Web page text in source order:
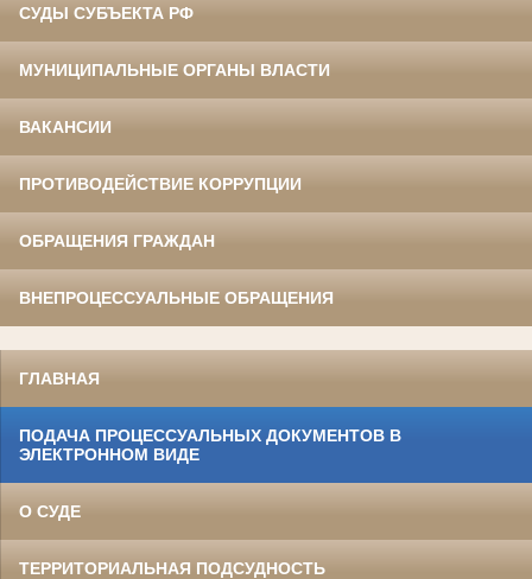
СУДЫ СУБЪЕКТА РФ
МУНИЦИПАЛЬНЫЕ ОРГАНЫ ВЛАСТИ
ВАКАНСИИ
ПРОТИВОДЕЙСТВИЕ КОРРУПЦИИ
ОБРАЩЕНИЯ ГРАЖДАН
ВНЕПРОЦЕССУАЛЬНЫЕ ОБРАЩЕНИЯ
ГЛАВНАЯ
ПОДАЧА ПРОЦЕССУАЛЬНЫХ ДОКУМЕНТОВ В
ЭЛЕКТРОННОМ ВИДЕ
О СУДЕ
ТЕРРИТОРИАЛЬНАЯ ПОДСУДНОСТЬ